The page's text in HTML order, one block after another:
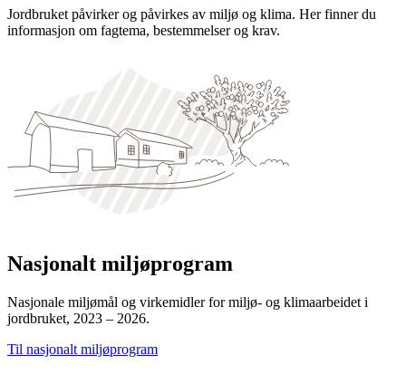
Jordbruket påvirker og påvirkes av miljø og klima. Her finner du
informasjon om fagtema, bestemmelser og krav.
Nasjonalt miljøprogram
Nasjonale miljømål og virkemidler for miljø- og klimaarbeidet i
jordbruket, 2023 – 2026.
Til nasjonalt miljøprogram